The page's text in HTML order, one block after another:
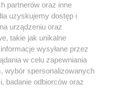
nie może być powielany i
w jakikolwiek sposób (w
na jakimkolwiek polu
włącznie z umieszczaniem w
praw. Jakiekolwiek użycie lub
w części z naruszeniem prawa,
pod groźbą kary i może być
partnerów oraz inne
uzyskujemy dostęp i
urządzeniu oraz
takie jak unikalne
wysyłane przez
w celu zapewniania
wybór spersonalizowanych
badanie odbiorców oraz